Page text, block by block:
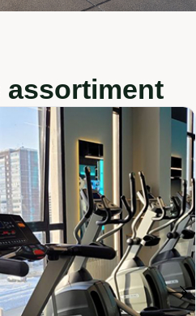
assortiment